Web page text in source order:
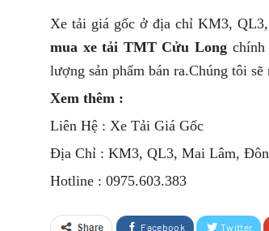
Xe tải giá gốc ở địa chỉ KM3,
mua xe tải TMT Cửu Long
lượng sản phẩm bán ra.Chúng tôi
Xem thêm :
Liên Hệ : Xe Tải Giá Gốc
Địa Chỉ : KM3, QL3, Mai Lâm,
Hotline : 0975.603.383
Facebook Twitter